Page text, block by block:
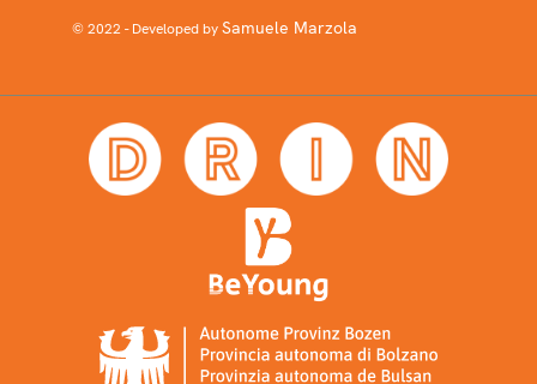
© 2022 - Developed bySamuele Marzola